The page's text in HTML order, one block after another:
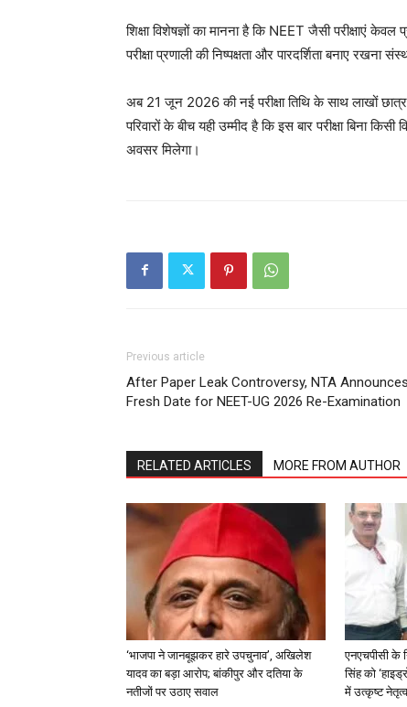
शिक्षा विशेषज्ञों का मानना है कि NEET जैसी परीक्षाएं
परीक्षा प्रणाली की निष्पक्षता और पारदर्शिता बनाए रखना
अब 21 जून 2026 की नई परीक्षा तिथि के साथ लाखों
परिवारों के बीच यही उम्मीद है कि इस बार परीक्षा बिना
अवसर मिलेगा।
Previous article
After Paper Leak Controversy, NTA Announces
Fresh Date for NEET-UG 2026 Re-Examination
RELATED ARTICLES MORE FROM AUTHOR
‘भाजपा ने जानबूझकर हारे उपचुनाव’, अखिलेश
यादव का बड़ा आरोप; बांकीपुर और दतिया के
नतीजों पर उठाए सवाल
एनएचपीसी के
सिंह को
में उत्कृष्ट